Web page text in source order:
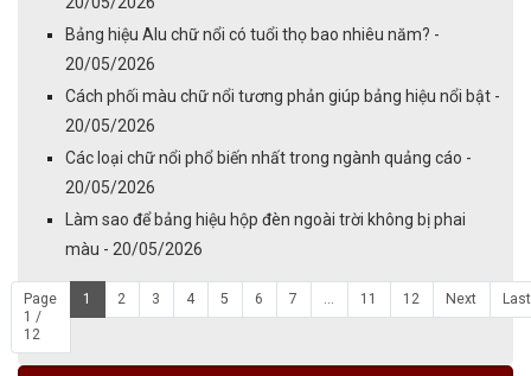
Bảng hiệu Alu chữ nổi có tuổi thọ bao nhiêu năm? -
20/05/2026
Cách phối màu chữ nổi tương phản giúp bảng hiệu nổi bật -
20/05/2026
Các loại chữ nổi phổ biến nhất trong ngành quảng cáo -
20/05/2026
Làm sao để bảng hiệu hộp đèn ngoài trời không bị phai
màu - 20/05/2026
Page
1 /
12
1 2 3 4 5 6 7 ... 11 12 Next Last